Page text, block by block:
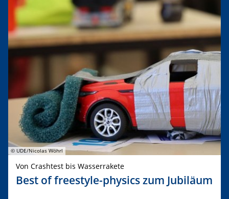
© UDE/Nicolas Wöhrl
Von Crashtest bis Wasserrakete
Best of freestyle-physics zum Jubiläum